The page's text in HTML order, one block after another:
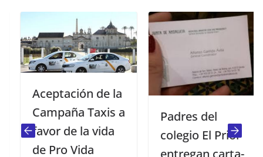
Aceptación de la
Campaña Taxis a
favor de la vida
de Pro Vida
Padres del
colegio El Prior
entregan carta-